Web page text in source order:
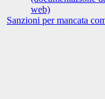
web)
Sanzioni per mancata